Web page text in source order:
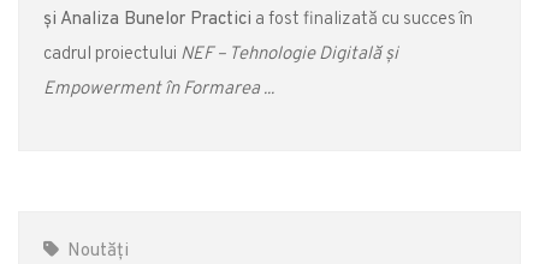
și Analiza Bunelor Practici a fost finalizată cu succes în
cadrul proiectului NEF – Tehnologie Digitală și
Empowerment în Formarea ...
Noutăți